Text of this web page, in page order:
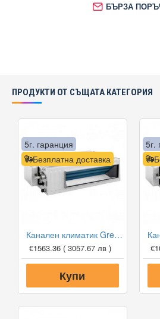
БЪРЗА
ПРОДУКТИ ОТ СЪЩАТА КАТЕГОРИЯ
Безплатна доставка
5г. гаранция
Канален климатик Gree GUD71PH1-A/GUD71W1-NhA-S, 24 000 BTU, Клас A++
€1563.36 ( 3057.67 лв )
Купи
5г.